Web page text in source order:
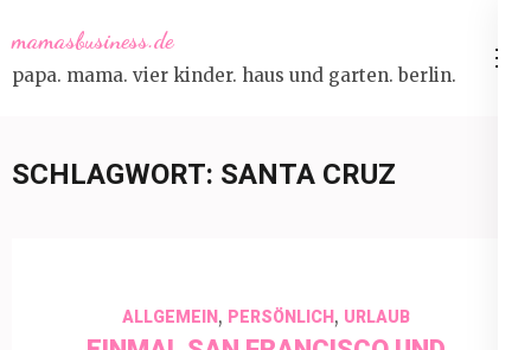
to
content
mamasbusiness.de
papa. mama. vier kinder. haus und garten. berlin.
SCHLAGWORT: SANTA CRUZ
ALLGEMEIN, PERSÖNLICH, URLAUB